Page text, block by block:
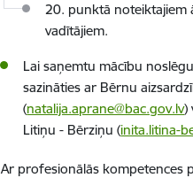
20. punktā noteiktajiem
vadītājiem.
Lai saņemtu mācību
sazināties ar Bērnu
(natalija.aprane@bac.gov.lv)
Litiņu - Bērziņu (inita.litina-
Ar profesionālās kompetences